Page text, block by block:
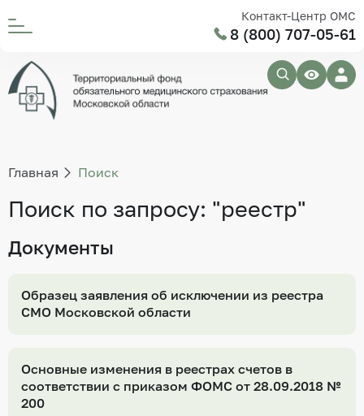
Контакт-Центр ОМС
8 (800) 707-05-61
Главная Поиск
Поиск по запросу: "реестр"
Документы
Образец заявления об исключении из реестра
СМО Московской области
Основные изменения в реестрах счетов в
соответствии с приказом ФОМС от 28.09.2018 №
200